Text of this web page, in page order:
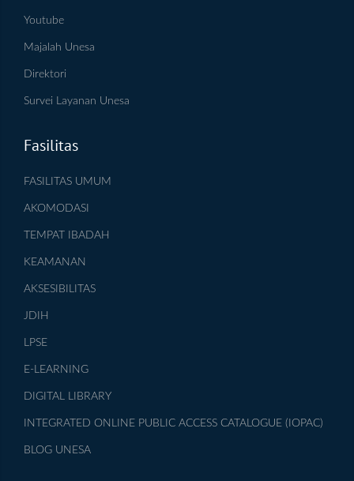
Youtube
Majalah Unesa
Direktori
Survei Layanan Unesa
Fasilitas
FASILITAS UMUM
AKOMODASI
TEMPAT IBADAH
KEAMANAN
AKSESIBILITAS
JDIH
LPSE
E-LEARNING
DIGITAL LIBRARY
INTEGRATED ONLINE PUBLIC ACCESS CATALOGUE (IOPAC)
BLOG UNESA